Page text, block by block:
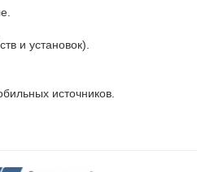
и установок).
источников.